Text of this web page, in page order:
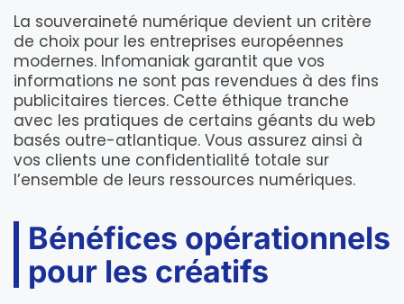
La souveraineté numérique devient un critère
de choix pour les entreprises européennes
modernes. Infomaniak garantit que vos
informations ne sont pas revendues à des fins
publicitaires tierces. Cette éthique tranche
avec les pratiques de certains géants du web
basés outre-atlantique. Vous assurez ainsi à
vos clients une confidentialité totale sur
l’ensemble de leurs ressources numériques.
Bénéfices opérationnels
pour les créatifs